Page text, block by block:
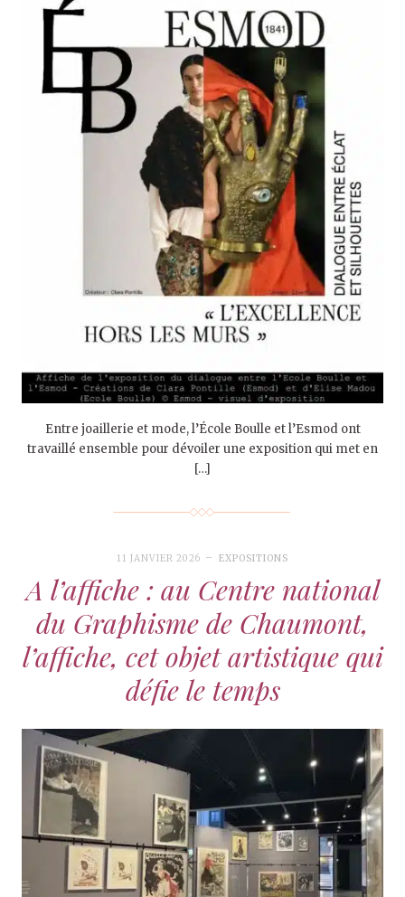
Entre joaillerie et mode, l’École Boulle et l’Esmod ont
travaillé ensemble pour dévoiler une exposition qui met en
[…]
11 JANVIER 2026 EXPOSITIONS
A l’affiche : au Centre national
du Graphisme de Chaumont,
l’affiche, cet objet artistique qui
défie le temps